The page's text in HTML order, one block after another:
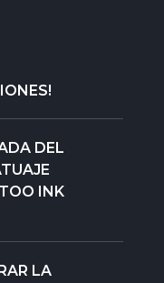
DEL
INK
LA